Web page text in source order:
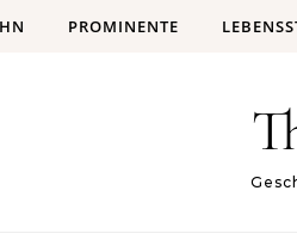
PROMINENTE